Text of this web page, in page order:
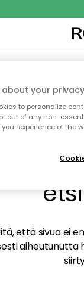
SISUSTUS
että sivua ei
aiheutunutta
about your
to personalize
out of any non-
experience of the